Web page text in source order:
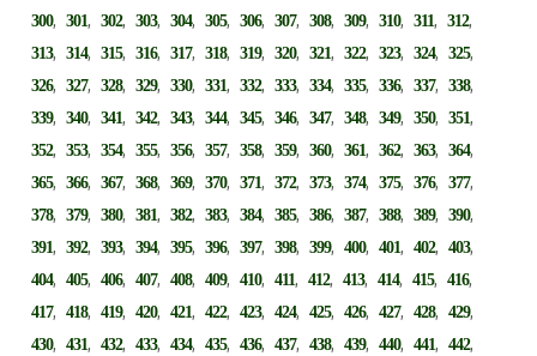
300,301,302,303,304,305,306,307,308,309,310,311,312,
313,314,315,316,317,318,319,320,321,322,323,324,325,
326,327,328,329,330,331,332,333,334,335,336,337,338,
339,340,341,342,343,344,345,346,347,348,349,350,351,
352,353,354,355,356,357,358,359,360,361,362,363,364,
365,366,367,368,369,370,371,372,373,374,375,376,377,
378,379,380,381,382,383,384,385,386,387,388,389,390,
391,392,393,394,395,396,397,398,399,400,401,402,403,
404,405,406,407,408,409,410,411,412,413,414,415,416,
417,418,419,420,421,422,423,424,425,426,427,428,429,
430,431,432,433,434,435,436,437,438,439,440,441,442,